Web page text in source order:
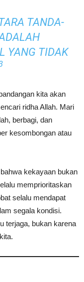
TANDA-
YANG TIDAK
kita akan
ridha Allah. Mari
berbagi, dan
kesombongan atau
kekayaan bukan
memprioritaskan
selalu mendapat
segala kondisi.
terjaga, bukan karena